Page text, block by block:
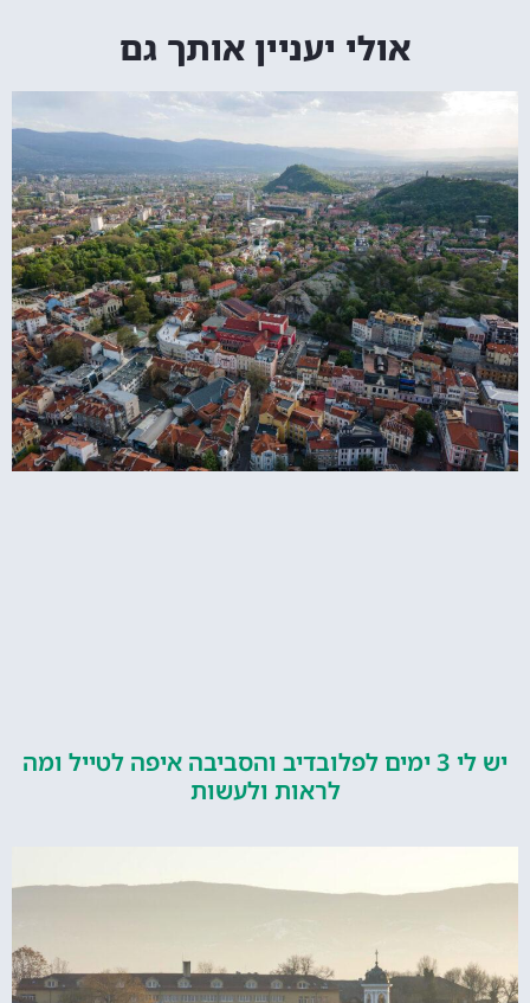
אולי יעניין אותך גם
יש לי 3 ימים לפלובדיב והסביבה איפה לטייל ומה
לראות ולעשות